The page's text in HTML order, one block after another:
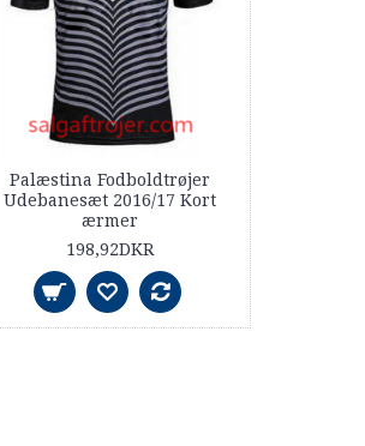
Palæstina Fodboldtrøjer
Udebanesæt 2016/17 Kort
ærmer
198,92DKR